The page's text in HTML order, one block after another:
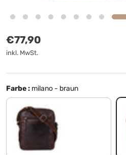
Normaler Preis
€77,90
inkl. MwSt.
Farbe : milano - braun
davos - braun